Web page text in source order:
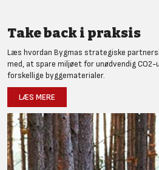
Take back i praksis
Læs hvordan Bygmas strategiske
med, at spare miljøet for unødvendig
forskellige byggematerialer.
LÆS MERE